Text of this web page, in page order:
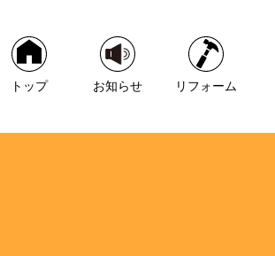
トップ お知らせ リフォーム